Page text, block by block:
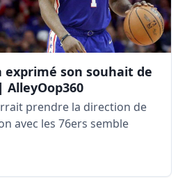
exprimé son souhait de
prendre la direction de
avec les 76ers semble